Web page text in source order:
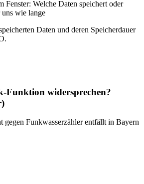
Daten und deren Speicherdauer
Funktion widersprechen?
gegen Funkwasserzähler entfällt in Bayern